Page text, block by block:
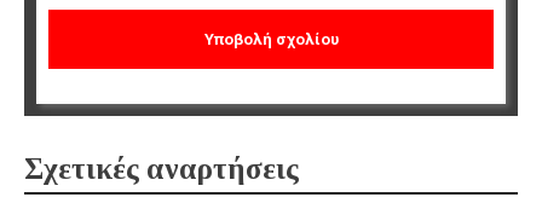
Σχετικές αναρτήσεις